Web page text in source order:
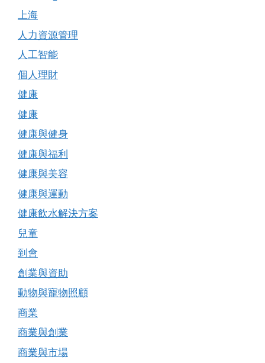
上海
人力資源管理
人工智能
個人理財
健康
健康
健康與健身
健康與福利
健康與美容
健康與運動
健康飲水解決方案
兒童
到會
創業與資助
動物與寵物照顧
商業
商業與創業
商業與市場